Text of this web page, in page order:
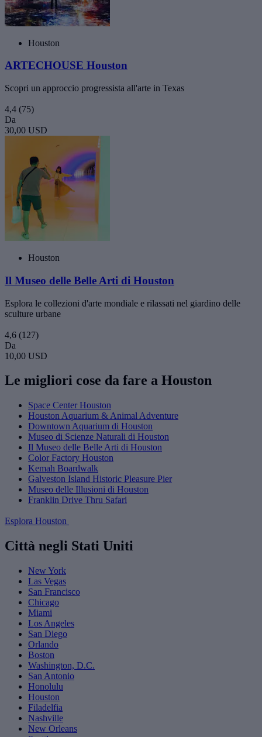
Houston
ARTECHOUSE Houston
Scopri un approccio progressista all'arte in Texas
4,4 (75)
Da
30,00 USD
Houston
Il Museo delle Belle Arti di Houston
Esplora le collezioni d'arte mondiale e rilassati nel giardino delle
sculture urbane
4,6 (127)
Da
10,00 USD
Le migliori cose da fare a Houston
Space Center Houston
Houston Aquarium & Animal Adventure
Downtown Aquarium di Houston
Museo di Scienze Naturali di Houston
Il Museo delle Belle Arti di Houston
Color Factory Houston
Kemah Boardwalk
Galveston Island Historic Pleasure Pier
Museo delle Illusioni di Houston
Franklin Drive Thru Safari
Esplora Houston
Città negli Stati Uniti
New York
Las Vegas
San Francisco
Chicago
Miami
Los Angeles
San Diego
Orlando
Boston
Washington, D.C.
San Antonio
Honolulu
Houston
Filadelfia
Nashville
New Orleans